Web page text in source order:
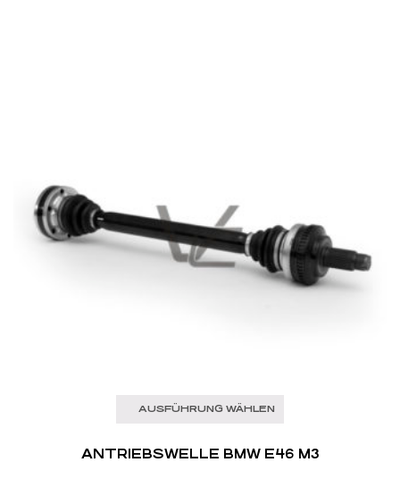
AUSFÜHRUNG WÄHLEN
ANTRIEBSWELLE BMW E46 M3